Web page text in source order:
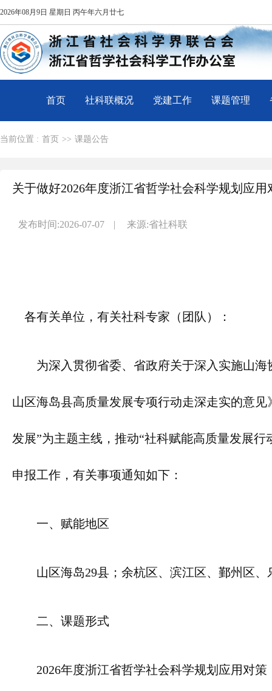
2026年08月9日 星期日 丙午年六月廿七
首页 社科联概况 党建工作 课题管理
当前位置 : 首页 >> 课题公告
关于做好2026年度浙江省哲学社会科学规划应
发布时间:2026-07-07 | 来源:省社科联
各有关单位，有关社科专家（团队）：
为深入贯彻省委、省政府关于深入实施山
山区海岛县高质量发展专项行动走深走实的意
发展”为主题主线，推动“社科赋能高质量发展
申报工作，有关事项通知如下：
一、赋能地区
山区海岛29县；余杭区、滨江区、鄞州区
二、课题形式
2026年度浙江省哲学社会科学规划应用对